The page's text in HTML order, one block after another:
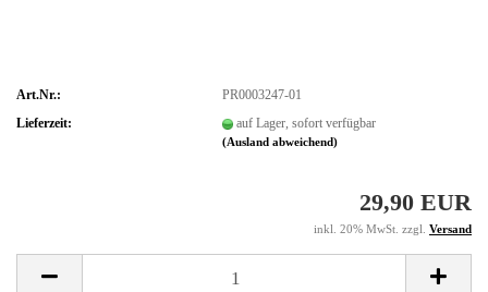
Art.Nr.:
PR0003247-01
Lieferzeit:
auf Lager, sofort verfügbar
(Ausland abweichend)
29,90 EUR
inkl. 20% MwSt. zzgl. Versand